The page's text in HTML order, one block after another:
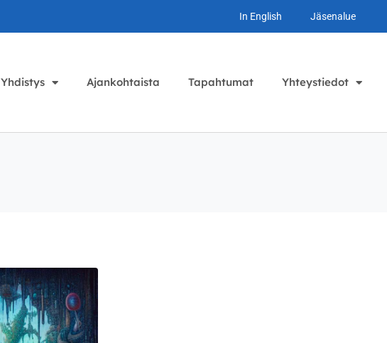
In English Jäsenalue
Yhdistys Ajankohtaista Tapahtumat Yhteystiedot